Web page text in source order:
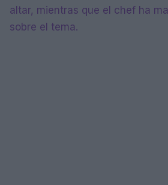
altar, mientras que el chef ha
sobre el tema.